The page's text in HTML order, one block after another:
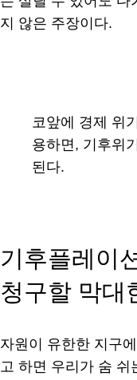
지 않은 주장이다.
코앞에 경제 위
용하면, 기후위
된다.
기후플레이
청구할 막대
자원이 유한한 지구
고 하면 우리가 숨 쉬